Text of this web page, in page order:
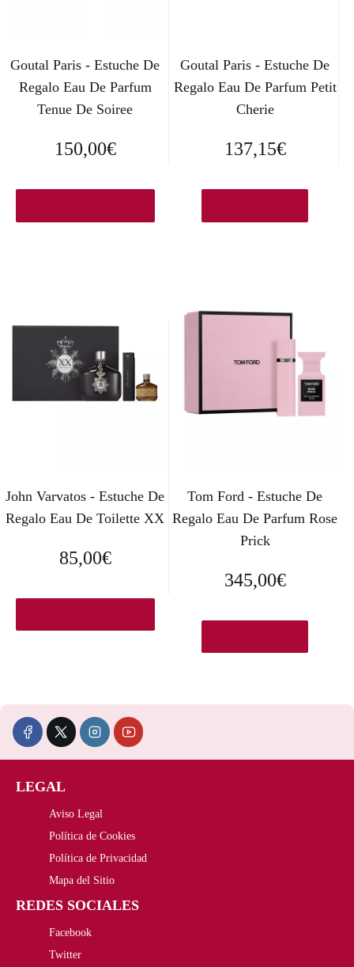
Goutal Paris - Estuche De
Regalo Eau De Parfum
Tenue De Soiree
150,00€
Goutal Paris - Estuche De
Regalo Eau De Parfum Petit
Cherie
137,15€
John Varvatos - Estuche De
Regalo Eau De Toilette XX
85,00€
Tom Ford - Estuche De
Regalo Eau De Parfum Rose
Prick
345,00€
LEGAL
Aviso Legal
Política de Cookies
Política de Privacidad
Mapa del Sitio
REDES SOCIALES
Facebook
Twitter